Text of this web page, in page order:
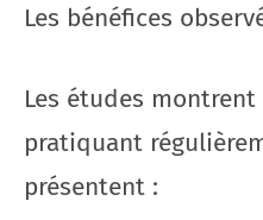
Les bénéfices
Les études
pratiquant
présentent :